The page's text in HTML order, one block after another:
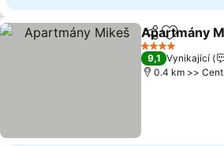
SdíletPřidat
Apartmány
4 Počet hvězdiček
9,1 Vynikající
0.4 km >>